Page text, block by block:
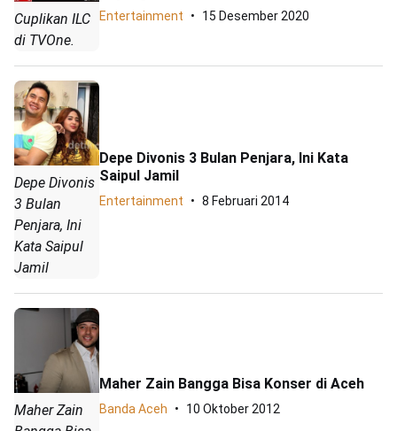
Cuplikan ILC
di TVOne.
Entertainment 15 Desember 2020
Depe Divonis
3 Bulan
Penjara, Ini
Kata Saipul
Jamil
Depe Divonis 3 Bulan Penjara, Ini Kata
Saipul Jamil
Entertainment 8 Februari 2014
Maher Zain
Maher Zain Bangga Bisa Konser di Aceh
Banda Aceh 10 Oktober 2012